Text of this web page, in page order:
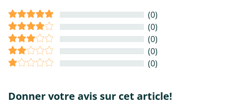
(0)
(0)
(0)
(0)
(0)
Donner votre avis sur cet article!